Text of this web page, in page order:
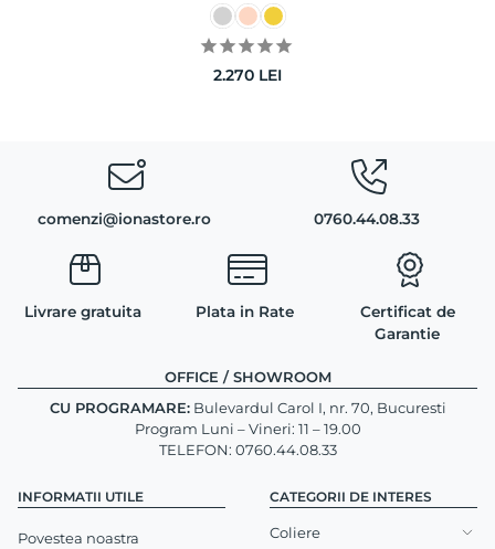
2.270 LEI
comenzi@ionastore.ro 0760.44.08.33
Livrare gratuita Plata in Rate
Certificat de
Garantie
INFORMATII UTILE
Povestea noastra
OFFICE / SHOWROOM
CU PROGRAMARE:Bulevardul Carol I, nr. 70, Bucuresti
Program Luni – Vineri: 11 – 19.00
TELEFON: 0760.44.08.33
CATEGORII DE INTERES
Coliere